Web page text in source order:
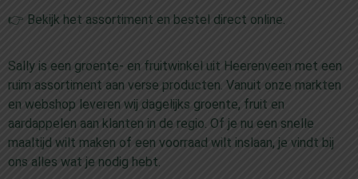
👉 Bekijk het assortiment en bestel direct online.
Sally is een groente- en fruitwinkel uit Heerenveen met een
ruim assortiment aan verse producten. Vanuit onze markten
en webshop leveren wij dagelijks groente, fruit en
aardappelen aan klanten in de regio. Of je nu een snelle
maaltijd wilt maken of een voorraad wilt inslaan, je vindt bij
ons alles wat je nodig hebt.